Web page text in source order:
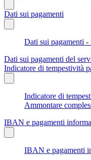
Dati sui pagamenti
Dati sui pagamenti
Dati sui pagamenti del
Indicatore di tempestività
Indicatore di
Ammontare
IBAN e pagamenti
IBAN e pagamenti